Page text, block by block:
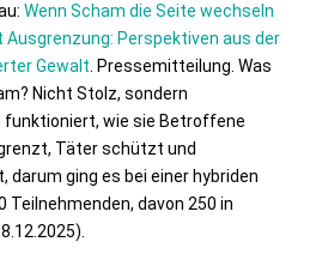
Wenn Scham die Seite wechseln
Perspektiven aus der
Gewalt . Pressemitteilung. Was
Nicht Stolz, sondern
funktioniert, wie sie Betroffene
Täter schützt und
ging es bei einer hybriden
Teilnehmenden, davon 250 in